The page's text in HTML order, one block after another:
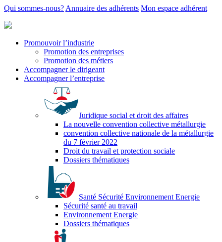
Qui sommes-nous? Annuaire des adhérents Mon espace adhérent
Promouvoir l’industrie
Promotion des entreprises
Promotion des métiers
Accompagner le dirigeant
Accompagner l’entreprise
Juridique social et droit des affaires
La nouvelle convention collective métallurgie
convention collective nationale de la métallurgie
du 7 février 2022
Droit du travail et protection sociale
Dossiers thématiques
Santé Sécurité Environnement Energie
Sécurité santé au travail
Environnement Energie
Dossiers thématiques